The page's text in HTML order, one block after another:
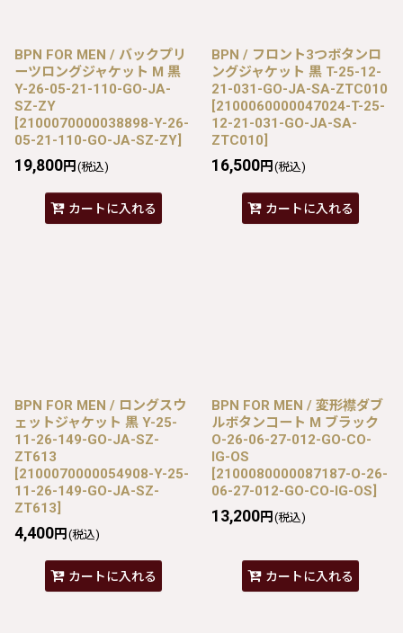
BPN FOR MEN / バックプリ
ーツロングジャケット M 黒
Y-26-05-21-110-GO-JA-
SZ-ZY
[2100070000038898-Y-26-
05-21-110-GO-JA-SZ-ZY]
19,800円 (税込)
カートに入れる
BPN / フロント3つボタンロ
ングジャケット 黒 T-25-12-
21-031-GO-JA-SA-ZTC010
[2100060000047024-T-25-
12-21-031-GO-JA-SA-
ZTC010]
16,500円 (税込)
カートに入れる
BPN FOR MEN / ロングスウ
ェットジャケット 黒 Y-25-
11-26-149-GO-JA-SZ-
ZT613
[2100070000054908-Y-25-
11-26-149-GO-JA-SZ-
ZT613]
4,400円 (税込)
カートに入れる
BPN FOR MEN / 変形襟ダブ
ルボタンコート M ブラック
O-26-06-27-012-GO-CO-
IG-OS
[2100080000087187-O-26-
06-27-012-GO-CO-IG-OS]
13,200円 (税込)
カートに入れる